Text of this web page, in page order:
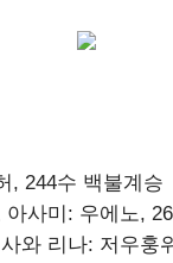
, 244수 백불계승
사미: 우에노,
와 리나: 저우훙